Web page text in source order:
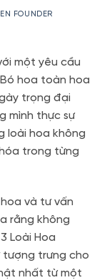
FOUNDER
một yêu cầu
hoa toàn hoa
trọng đại
mình thực sự
loài hoa không
trong từng
và tư vấn
rằng không
Loài Hoa
tượng trưng cho
nhất từ một